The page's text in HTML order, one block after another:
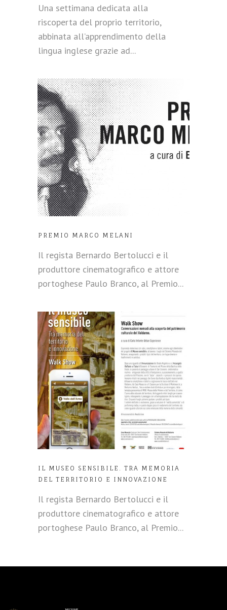
Una settimana dedicata alla
riscoperta del proprio territorio,
abbinata all’apprendimento della
lingua inglese grazie ad...
PREMIO MARCO MELANI
Il regista Bernardo Bertolucci e il
produttore cinematografico e attore
portoghese Paulo Branco, al Premio...
IL MUSEO SENSIBILE. TRA MEMORIA
DEL TERRITORIO E INNOVAZIONE
Il regista Bernardo Bertolucci e il
produttore cinematografico e attore
portoghese Paulo Branco, al Premio...